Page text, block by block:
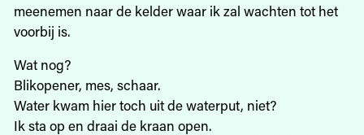
meenemen naar de kelder waar ik zal wachten tot het
voorbij is.
Wat nog?
Blikopener, mes, schaar.
Water kwam hier toch uit de waterput, niet?
Ik sta op en draai de kraan open.